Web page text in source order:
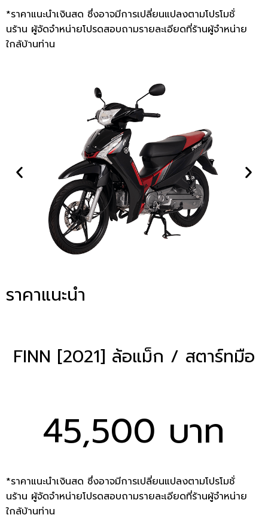
*ราคาแนะนำเงินสด ซึ่งอาจมีการเปลี่ยนแปลงตามโปรโมชั่
นร้าน ผู้จัดจำหน่ายโปรดสอบถามรายละเอียดที่ร้านผู้จำหน่าย
ใกล้บ้านท่าน
ราคาแนะนำ
FINN [2021] ล้อแม็ก / สตาร์ทมือ
45,500 บาท
*ราคาแนะนำเงินสด ซึ่งอาจมีการเปลี่ยนแปลงตามโปรโมชั่
นร้าน ผู้จัดจำหน่ายโปรดสอบถามรายละเอียดที่ร้านผู้จำหน่าย
ใกล้บ้านท่าน